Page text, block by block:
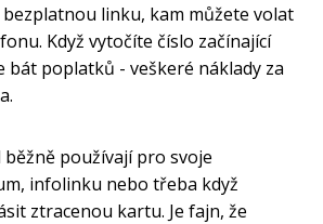
bezplatnou linku, kam můžete volat
Když vytočíte číslo začínající
bát poplatků - veškeré náklady za
používají pro svoje
infolinku nebo třeba když
ztracenou kartu. Je fajn, že